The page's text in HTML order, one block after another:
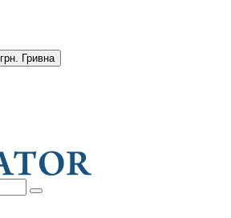
грн. Гривна